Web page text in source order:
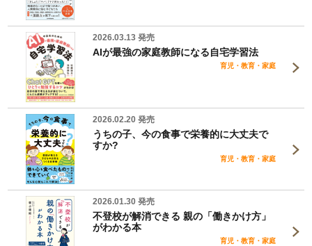
2026.03.13 発売
AIが最強の家庭教師になる自宅学習法
育児・教育・家庭
2026.02.20 発売
うちの子、今の食事で栄養的に大丈夫で
すか?
育児・教育・家庭
2026.01.30 発売
不登校が解消できる 親の「働きかけ方」
がわかる本
育児・教育・家庭